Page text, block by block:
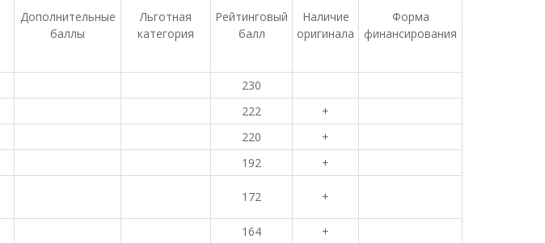
Дополнительные
баллы
Льготная
категория
Рейтинговый
балл
Наличие
оригинала
Форма
финансирования
230
222
+
220
+
192 +
172 +
164
+